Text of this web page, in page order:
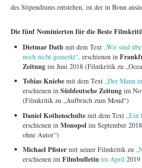
2023
2022
2021
2020
2019
2018
2017
des Stipendiums entstehen, ist der in Bonn
Die fünf Nominierten für die Beste
Dietmar Dathmit dem Text „Wir sind
noch nicht gemerkt“, erschienen in
Zeitung im Juni 2018 (Filmkritik zu
Tobias Kniebemit dem Text„Der Mann
erschienen inSüddeutsche Zeitungim
(Filmkritik zu „Aufbruch zum Mond“)
Daniel Kothenschultemit dem Text „Ein
erschienen inMonopolim September
ohne Autor“)
Michael Pfistermit seiner Filmkritik zu
erschienen imFilmbulletinim April 2019